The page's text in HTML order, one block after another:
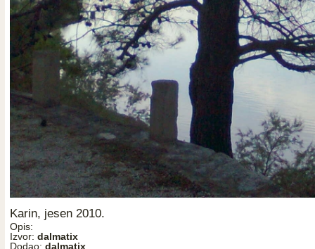
Karin, jesen 2010.
Opis:
Izvor: dalmatix
Dodao: dalmatix